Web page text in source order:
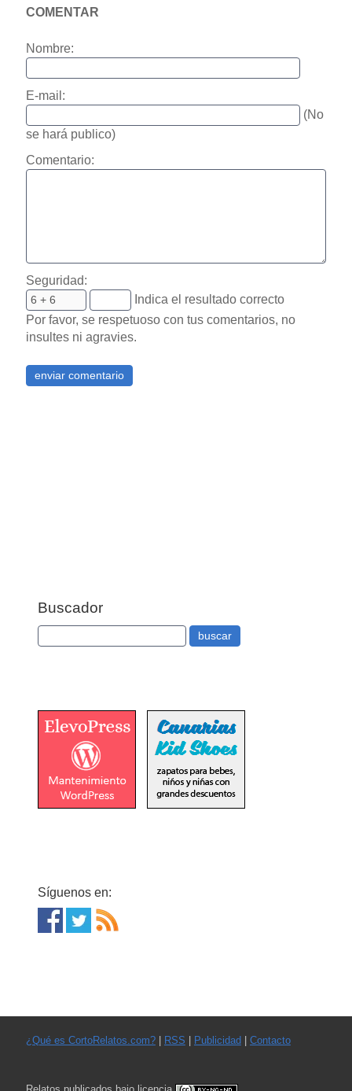
COMENTAR
Nombre:
E-mail:
(No
se hará publico)
Comentario:
Seguridad:
Indica el resultado correcto
Por favor, se respetuoso con tus comentarios, no
insultes ni agravies.
Buscador
Síguenos en:
¿Qué es CortoRelatos.com?| RSS Publicidad Contacto